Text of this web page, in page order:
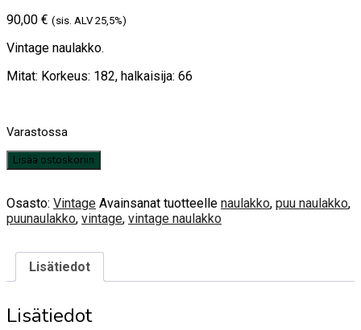
90,00 € (sis. ALV 25,5%)
Vintage naulakko.
Mitat: Korkeus: 182, halkaisija: 66
Varastossa
Vintage
naulakko
Lisää ostoskoriin
Osasto: Vintage Avainsanat tuotteelle naulakko, puu naulakko,
puunaulakko, vintage, vintage naulakko
Lisätiedot
Lisätiedot